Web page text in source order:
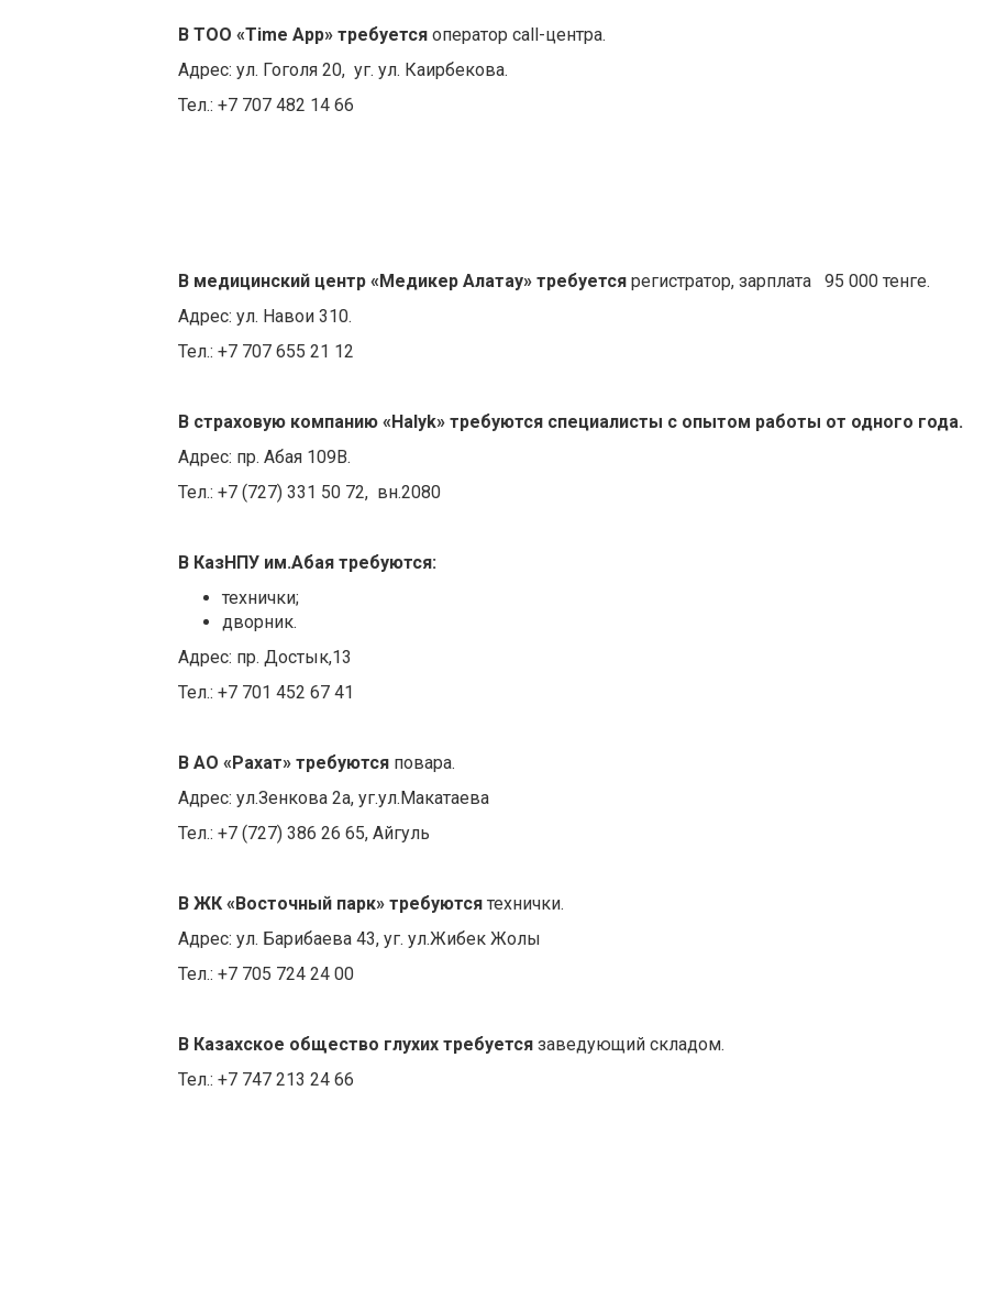
В ТОО «Time App» требуется оператор call-центра.
Адрес: ул. Гоголя 20, уг. ул. Каирбекова.
Тел.: +7 707 482 14 66
В медицинский центр «Медикер Алатау» требуется регистратор, зарплата 95 000 тенге.
Адрес: ул. Навои 310.
Тел.: +7 707 655 21 12
В страховую компанию «Halyk» требуются специалисты с опытом работы от одного года.
Адрес: пр. Абая 109В.
Тел.: +7 (727) 331 50 72, вн.2080
В КазНПУ им.Абая требуются:
технички;
дворник.
Адрес: пр. Достык,13
Тел.: +7 701 452 67 41
В АО «Рахат» требуются повара.
Адрес: ул.Зенкова 2а, уг.ул.Макатаева
Тел.: +7 (727) 386 26 65, Айгуль
В ЖК «Восточный парк» требуются технички.
Адрес: ул. Барибаева 43, уг. ул.Жибек Жолы
Тел.: +7 705 724 24 00
В Казахское общество глухих требуется заведующий складом.
Тел.: +7 747 213 24 66